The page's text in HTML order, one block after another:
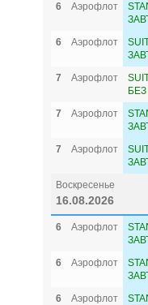
6
Аэрофлот
6
Аэрофлот
7
Аэрофлот
7
Аэрофлот
7
Аэрофлот
Воскресенье
16.08.2026
6 Аэрофлот
6
Аэрофлот
6
Аэрофлот